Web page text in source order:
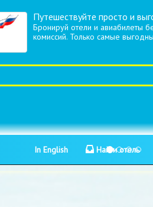
Путешествуйте просто и
Бронируй отели и авиабилеты
комиссий. Только самые
In English Найти отель